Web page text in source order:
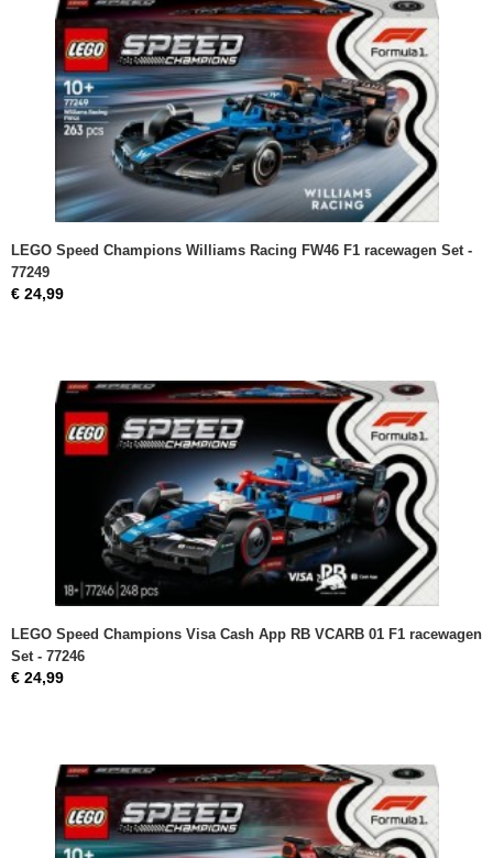
LEGO Speed Champions Williams Racing FW46 F1 racewagen Set -
77249
€ 24,99
LEGO Speed Champions Visa Cash App RB VCARB 01 F1 racewagen
Set - 77246
€ 24,99